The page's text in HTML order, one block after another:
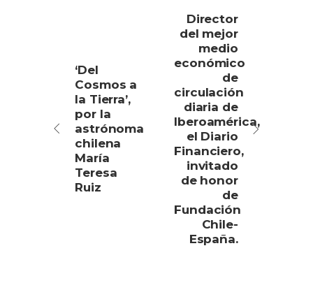
‘Del
Cosmos a
la Tierra’,
por la
astrónoma
chilena
María
Teresa
Ruiz
Director
del mejor
medio
económico
de
circulación
diaria de
Iberoamérica,
el Diario
Financiero,
invitado
de honor
de
Fundación
Chile-
España.